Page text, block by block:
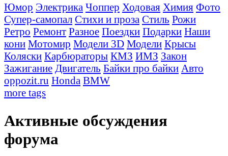
Юмор Электрика Чоппер Ходовая Химия Фото
Супер-самопал Стихи и проза Стиль Рожи
Ретро Ремонт Разное Поездки Подарки Наши
кони Мотомир Модели 3D Модели Крысы
Коляски Карбюраторы КМЗ ИМЗ Закон
Зажигание Двигатель Байки про байки Авто
oppozit.ru Honda BMW
more tags
Активные обсуждения
форума